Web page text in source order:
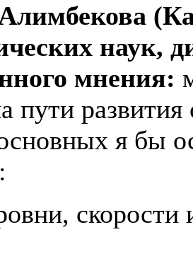
наук,
мнения:
пути
я бы
скорости